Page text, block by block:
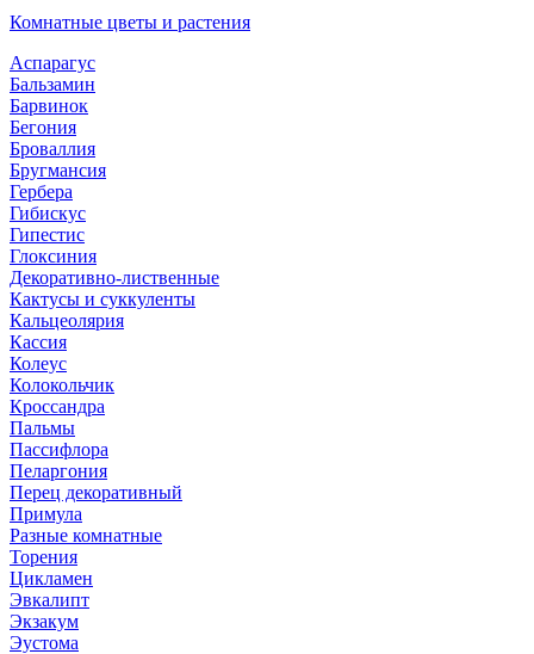
Комнатные цветы и растения
Аспарагус
Бальзамин
Барвинок
Бегония
Броваллия
Бругмансия
Гербера
Гибискус
Гипестис
Глоксиния
Декоративно-лиственные
Кактусы и суккуленты
Кальцеолярия
Кассия
Колеус
Колокольчик
Кроссандра
Пальмы
Пассифлора
Пеларгония
Перец декоративный
Примула
Разные комнатные
Торения
Цикламен
Эвкалипт
Экзакум
Эустома